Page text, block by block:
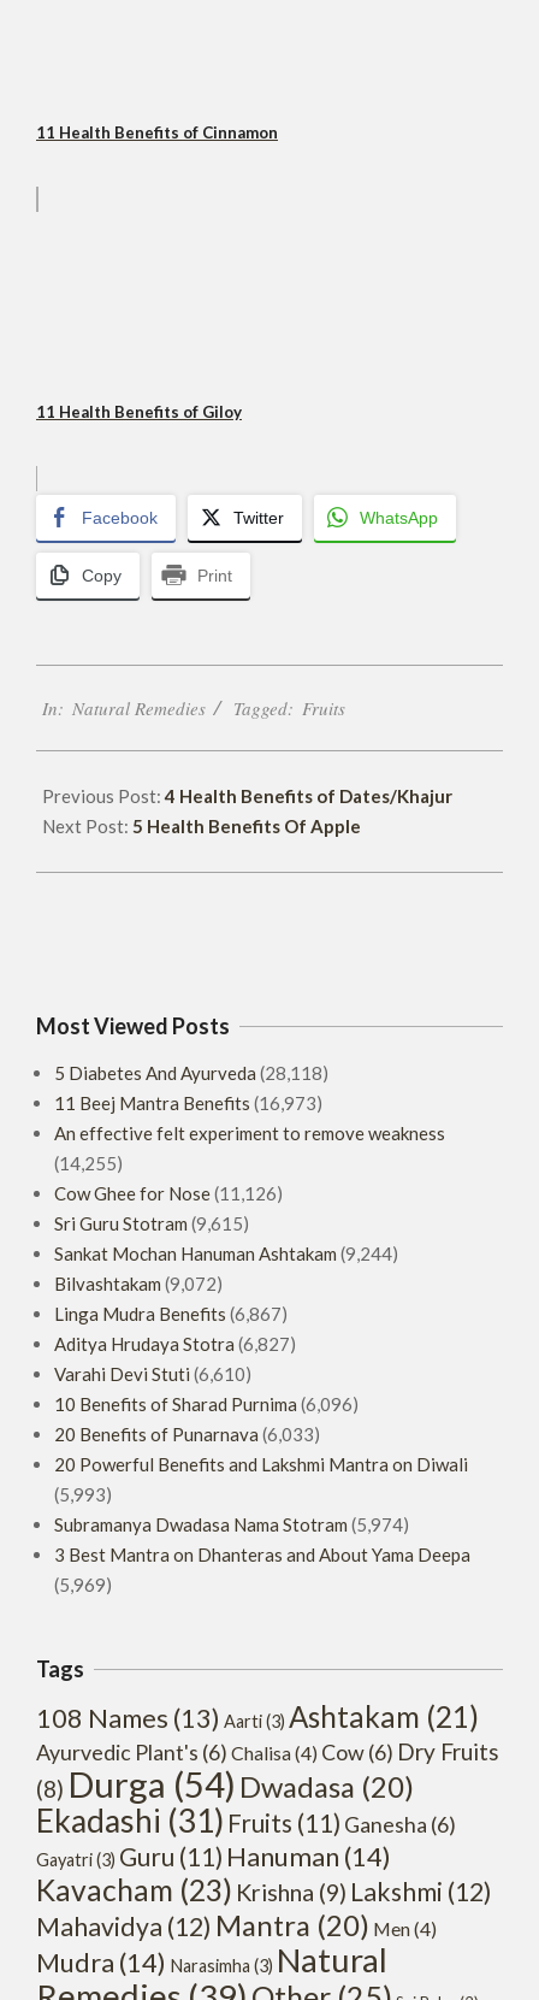
11 Health Benefits of Cinnamon
11 Health Benefits of Giloy
Facebook Twitter WhatsApp
Copy Print
06-
In: Natural Remedies Tagged: Fruits
Previous Post:4 Health Benefits of Dates/Khajur
Next Post: 5 Health Benefits Of Apple
Most Viewed Posts
5 Diabetes And Ayurveda (28,118)
11 Beej Mantra Benefits (16,973)
An effective felt experiment to remove weakness
(14,255)
Cow Ghee for Nose(11,126)
Sri Guru Stotram (9,615)
Sankat Mochan Hanuman Ashtakam (9,244)
Bilvashtakam (9,072)
Linga Mudra Benefits (6,867)
Aditya Hrudaya Stotra (6,827)
Varahi Devi Stuti (6,610)
10 Benefits of Sharad Purnima (6,096)
20 Benefits of Punarnava (6,033)
20 Powerful Benefits and Lakshmi Mantra on Diwali
(5,993)
Subramanya Dwadasa Nama Stotram (5,974)
3 Best Mantra on Dhanteras and About Yama Deepa
(5,969)
Tags
108 Names (13) Aarti(3) Ashtakam (21)
Ayurvedic Plant's (6) Chalisa(4) Cow(6) Dry Fruits
(8) Durga (54) Dwadasa (20)
Ekadashi (31) Fruits (11) Ganesha (6)
Gayatri(3) Guru (11) Hanuman (14)
Kavacham (23) Krishna (9) Lakshmi (12)
Mahavidya (12) Mantra (20) Men(4)
Mudra (14) Narasimha (3) Natural